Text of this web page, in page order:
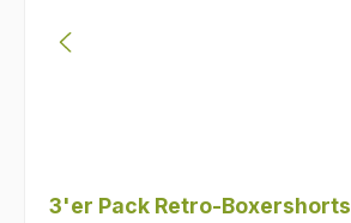
3'er Pack Retro-Boxershorts